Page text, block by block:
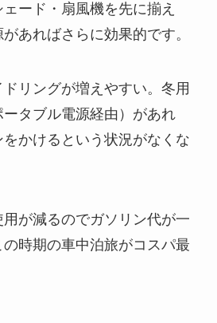
ード・扇風機を先に揃え
あればさらに効果的です。
リングが増えやすい。冬用
タブル電源経由）があれ
かけるという状況がなくな
用が減るのでガソリン代が一
時期の車中泊旅がコスパ最